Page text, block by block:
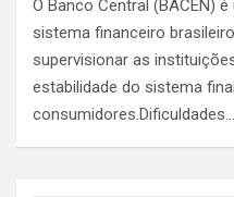
O Banco Central (BACEN)
sistema financeiro
supervisionar as
estabilidade do sistema
consumidores.Dificuldades…